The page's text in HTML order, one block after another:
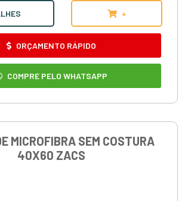
+
ORÇAMENTO RÁPIDO
COMPRE PELO WHATSAPP
MICROFIBRA SEM COSTURA
40X60 ZACS